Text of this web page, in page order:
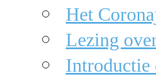
Het
Lezing
Introductie